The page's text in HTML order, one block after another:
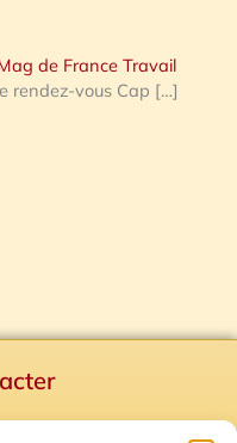
de France Travail
rendez-vous Cap […]